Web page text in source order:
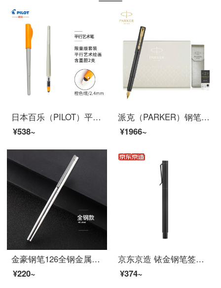
日本百乐（PILOT）平行钢笔 美术美工艺术笔鸭嘴笔 艺术字体英文书法钢笔套装 2.4mm FP3-24-SS限量版
¥538~
派克（PARKER）钢笔礼盒 威雅XL经典黑金夹墨水笔+笔套礼盒
¥1966~
金豪钢笔126全钢金属银色黑色学生男女孩成人商务日常写字书法练字铱金笔墨水笔吸墨器墨囊两用口径2.6 126钢笔简装（全钢） 暗尖0.38MM
¥220~
京东京造 铱金钢笔签字笔墨水笔 EF尖 金属钢笔套装配四只墨囊 墨水黑色 钢笔黑色
¥374~